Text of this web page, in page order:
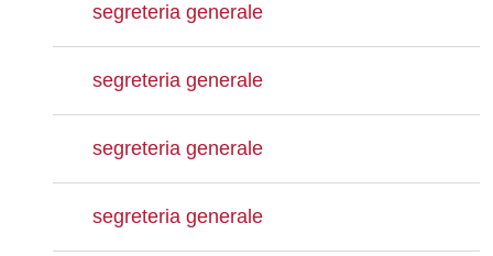
segreteria generale
segreteria generale
segreteria generale
segreteria generale